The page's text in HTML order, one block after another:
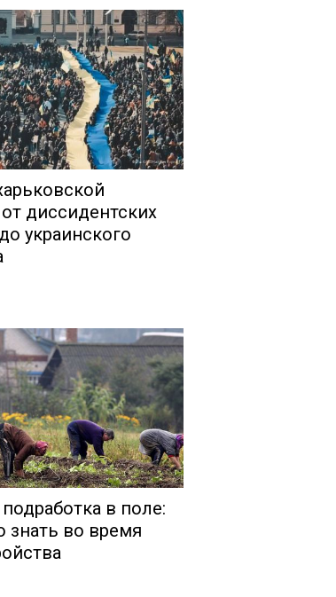
диссидентских
украинского
в поле:
знать во время